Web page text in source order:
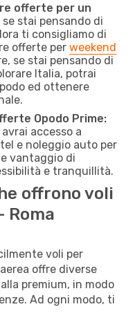
offerte per un
se stai pensando di
ti consigliamo di
offerte per weekend
se stai pensando di
Italia, potrai
ed ottenere
Opodo Prime:
accesso a
e noleggio auto per
vantaggio di
e tranquillità.
offrono voli
Roma
voli per
offre diverse
premium, in modo
Ad ogni modo, ti